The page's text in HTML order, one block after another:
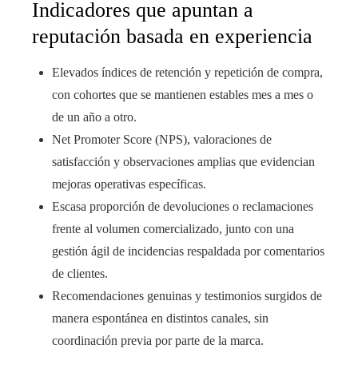
Indicadores que apuntan a
reputación basada en experiencia
Elevados índices de retención y repetición de compra,
con cohortes que se mantienen estables mes a mes o
de un año a otro.
Net Promoter Score (NPS), valoraciones de
satisfacción y observaciones amplias que evidencian
mejoras operativas específicas.
Escasa proporción de devoluciones o reclamaciones
frente al volumen comercializado, junto con una
gestión ágil de incidencias respaldada por comentarios
de clientes.
Recomendaciones genuinas y testimonios surgidos de
manera espontánea en distintos canales, sin
coordinación previa por parte de la marca.